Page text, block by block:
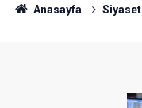
Anasayfa Siyaset